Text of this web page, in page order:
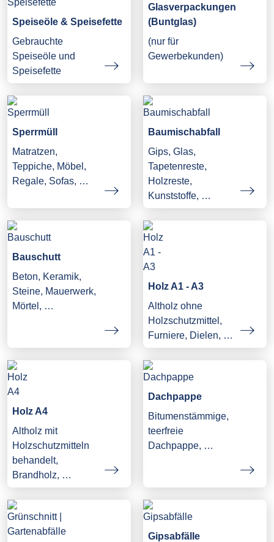
Speiseöle & Speisefette
Gebrauchte
Speiseöle und
Speisefette
Glasverpackungen
(Buntglas)
(nur für
Gewerbekunden)
Sperrmüll
Matratzen,
Teppiche, Möbel,
Regale, Sofas, …
Baumischabfall
Gips, Glas,
Tapetenreste,
Holzreste,
Kunststoffe, …
Bauschutt
Beton, Keramik,
Steine, Mauerwerk,
Mörtel, …
Holz A1 - A3
Altholz ohne
Holzschutzmittel,
Furniere, Dielen, …
Holz A4
Altholz mit
Holzschutzmitteln
behandelt,
Brandholz, …
Dachpappe
Bitumenstämmige,
teerfreie
Dachpappe, …
Gipsabfälle